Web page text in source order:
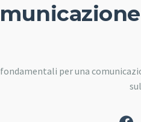
per una